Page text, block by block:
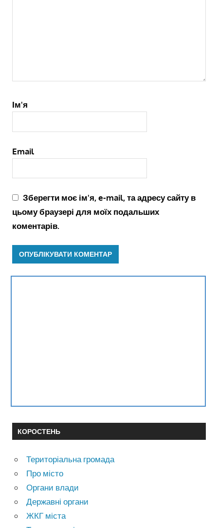
Ім'я
Email
Зберегти моє ім'я, e-mail, та адресу сайту в
цьому браузері для моїх подальших
коментарів.
КОРОСТЕНЬ
Територіальна громада
Про місто
Органи влади
Державні органи
ЖКГ міста